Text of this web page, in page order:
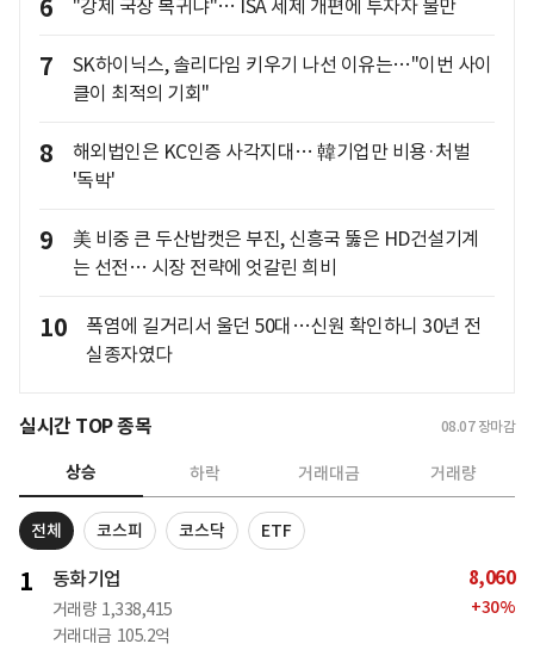
6 "강제 국장 복귀냐"… ISA 세제 개편에 투자자 불만
7
SK하이닉스, 솔리다임 키우기 나선 이유는…"이번 사이
클이 최적의 기회"
8
해외법인은 KC인증 사각지대… 韓기업만 비용·처벌
'독박'
9
美 비중 큰 두산밥캣은 부진, 신흥국 뚫은 HD건설기계
는 선전… 시장 전략에 엇갈린 희비
10
폭염에 길거리서 울던 50대…신원 확인하니 30년 전
실종자였다
실시간 TOP 종목 08.07 장마감
상승 하락 거래대금 거래량
전체 코스피 코스닥 ETF
1 동화기업
거래량 1,338,415
거래대금 105.2억
8,060
+30%